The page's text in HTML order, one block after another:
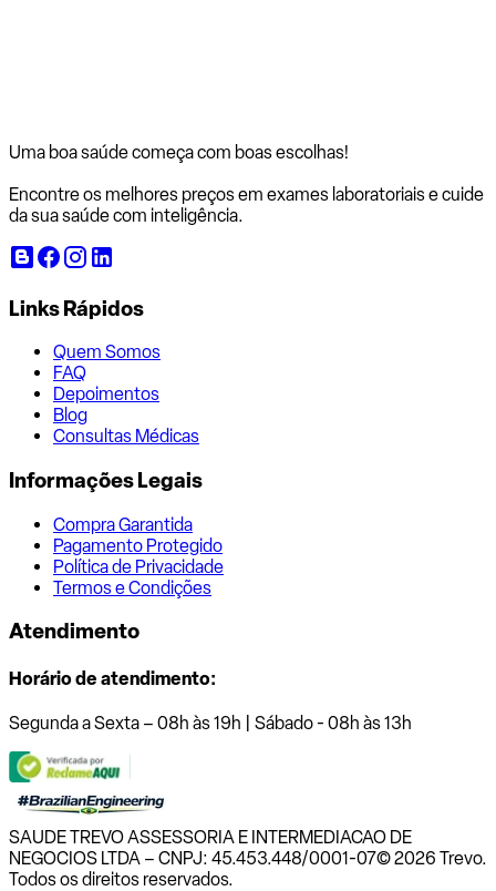
Uma boa saúde começa com boas escolhas!
Encontre os melhores preços em exames laboratoriais e cuide
da sua saúde com inteligência.
Links Rápidos
Quem Somos
FAQ
Depoimentos
Blog
Consultas Médicas
Informações Legais
Compra Garantida
Pagamento Protegido
Política de Privacidade
Termos e Condições
Atendimento
Horário de atendimento:
Segunda a Sexta – 08h às 19h | Sábado - 08h às 13h
SAUDE TREVO ASSESSORIA E INTERMEDIACAO DE
NEGOCIOS LTDA – CNPJ: 45.453.448/0001-07© 2026 Trevo.
Todos os direitos reservados.